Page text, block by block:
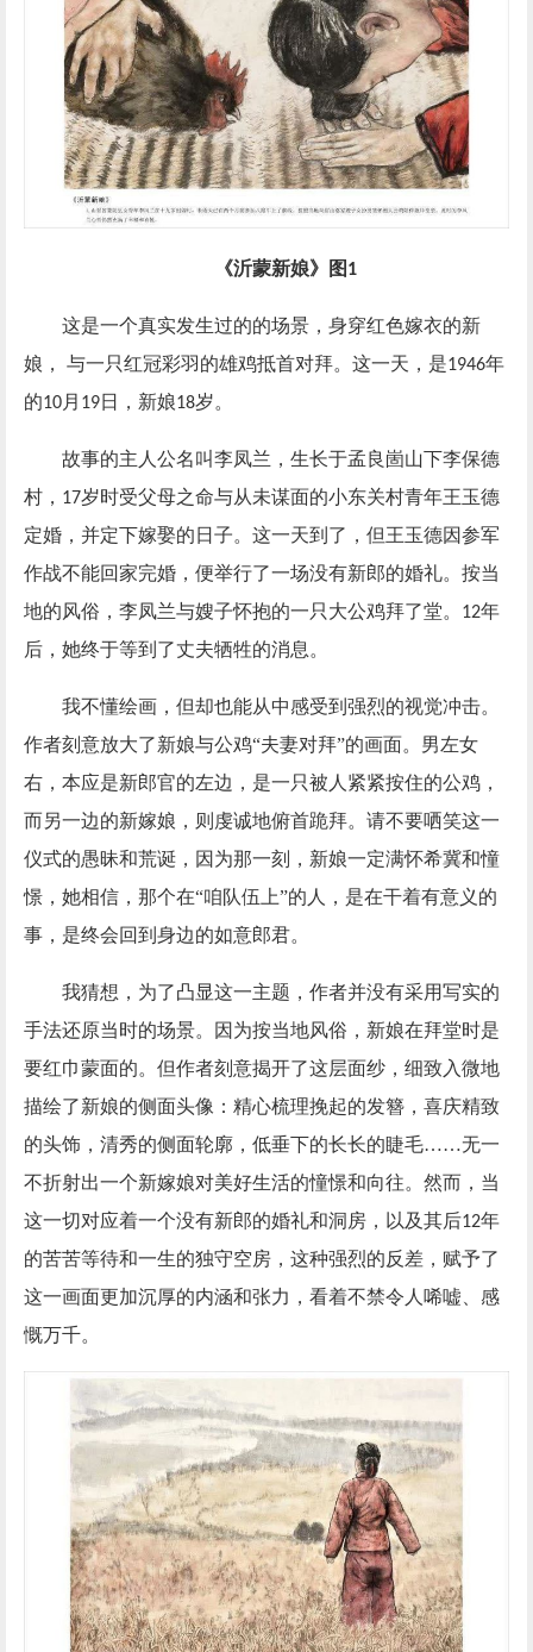
《沂蒙新娘》图1
这是一个真实发生过的的场景，身穿红色嫁衣的新
娘，
与一只红冠彩羽的雄鸡抵首对拜。这一天，是1946年
的10月 19日，新娘18岁。
故事的主人公名叫李凤兰，生长于孟良崮山下李保德
村， 17岁时受父母之命与从未谋面的小东关村青年王玉德
定婚，并定下嫁娶的日子。这一天到了，但王玉德因参军
作战不能回家完婚，便举行了一场没有新郎的婚礼。按当
地的风俗，李凤兰与嫂子怀抱的一只大公鸡拜了堂。 12年
后，她终于等到了丈夫牺牲的消息。
我不懂绘画，但却也能从中感受到强烈的视觉冲击。
作者刻意放大了新娘与公鸡“夫妻对拜”的画面。男左女
右，本应是新郎官的左边，是一只被人紧紧按住的公鸡，
而另一边的新嫁娘，则虔诚地俯首跪拜。请不要哂笑这一
仪式的愚昧和荒诞，因为那一刻，新娘一定满怀希冀和憧
憬，她相信，那个在“咱队伍上”的人，是在干着有意义的
事，是终会回到身边的如意郎君。
我猜想，为了凸显这一主题，作者并没有采用写实的
手法还原当时的场景。因为按当地风俗，新娘在拜堂时是
要红巾蒙面的。但作者刻意揭开了这层面纱，细致入微地
描绘了新娘的侧面头像：精心梳理挽起的发簪，喜庆精致
的头饰，清秀的侧面轮廓，低垂下的长长的睫毛……无一
不折射出一个新嫁娘对美好生活的憧憬和向往。然而，当
这一切对应着一个没有新郎的婚礼和洞房，以及其后12年
的苦苦等待和一生的独守空房，这种强烈的反差，赋予了
这一画面更加沉厚的内涵和张力，看着不禁令人唏嘘、感
慨万千。